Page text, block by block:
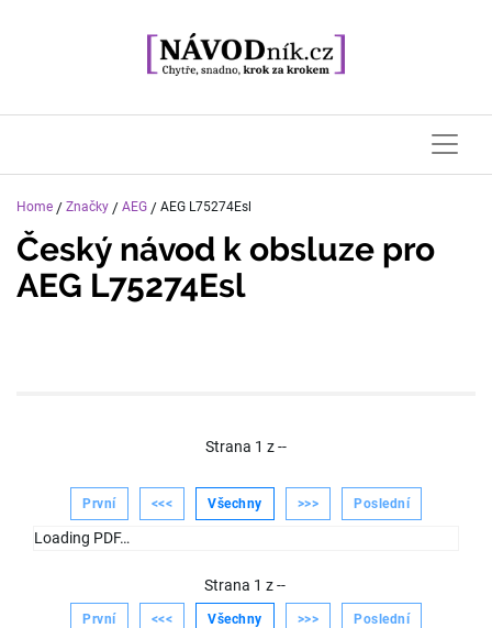
Home / Značky / AEG / AEG L75274Esl
Český návod k obsluze pro
AEG L75274Esl
Strana 1 z--
První <<< Všechny >>> Poslední
Loading PDF…
Strana 1 z--
První <<< Všechny >>> Poslední